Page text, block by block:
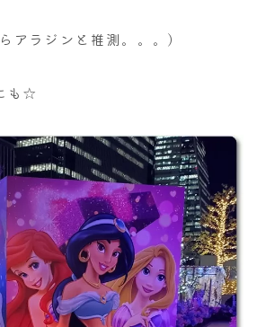
アラジンと推測。。。)
も☆